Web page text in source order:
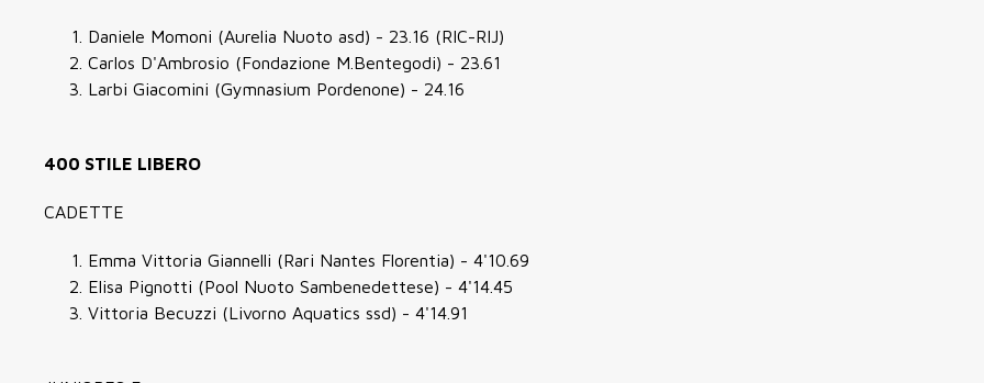
Daniele Momoni (Aurelia Nuoto asd) - 23.16 (RIC-RIJ)
Carlos D'Ambrosio (Fondazione M.Bentegodi) - 23.61
Larbi Giacomini (Gymnasium Pordenone) - 24.16
400 STILE LIBERO
CADETTE
Emma Vittoria Giannelli (Rari Nantes Florentia) - 4'10.69
Elisa Pignotti (Pool Nuoto Sambenedettese) - 4'14.45
Vittoria Becuzzi (Livorno Aquatics ssd) - 4'14.91